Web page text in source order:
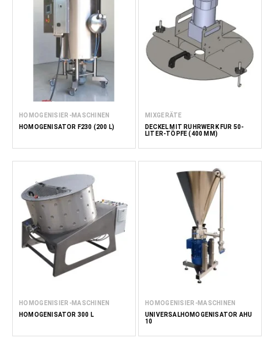
HOMOGENISIER-MASCHINEN
HOMOGENISATOR F230 (200 L)
MIXGERÄTE
DECKEL MIT RÜHRWERK FÜR 50-
LITER-TÖPFE (400 MM)
HOMOGENISIER-MASCHINEN
HOMOGENISATOR 300 L
HOMOGENISIER-MASCHINEN
UNIVERSALHOMOGENISATOR AHU
10